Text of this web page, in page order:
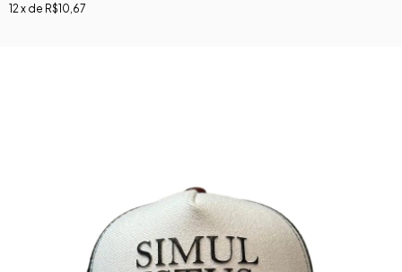
12 x de R$10,67